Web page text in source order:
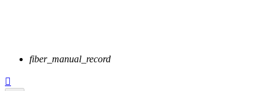
fiber_manual_record
